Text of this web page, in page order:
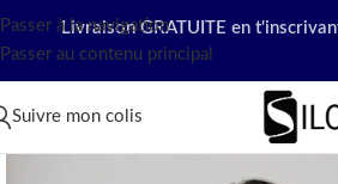
Passer à la navigation
Passer au contenu principal
Livraison GRATUITE en
Suivre mon colis